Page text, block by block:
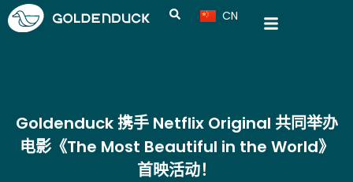
CN
VN
Goldenduck 携手 Netflix Original 共同举办
电影《The Most Beautiful in the World》
首映活动！